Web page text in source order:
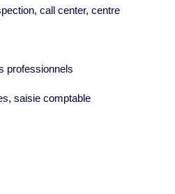
call center, centre
professionnels
saisie comptable